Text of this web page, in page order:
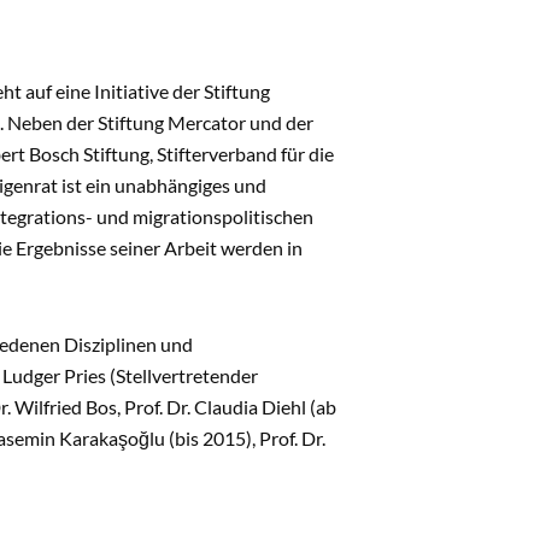
auf eine Initiative der Stiftung
Neben der Stiftung Mercator und der
Bosch Stiftung, Stifterverband für die
ist ein unabhängiges und
und migrationspolitischen
Ergebnisse seiner Arbeit werden in
Disziplinen und
Pries (Stellvertretender
Wilfried Bos, Prof. Dr. Claudia Diehl (ab
Karakaşoğlu (bis 2015), Prof. Dr.